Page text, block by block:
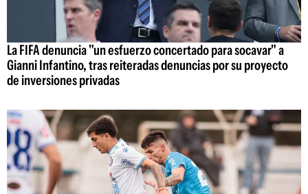
La FIFA denuncia "un esfuerzo concertado para socavar" a
Gianni Infantino, tras reiteradas denuncias por su proyecto
de inversiones privadas